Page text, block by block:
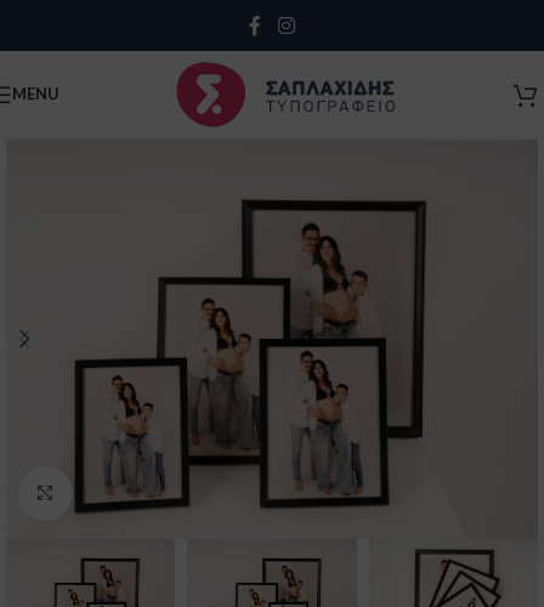
Κλείσιμο
MENU
Click to enlarge